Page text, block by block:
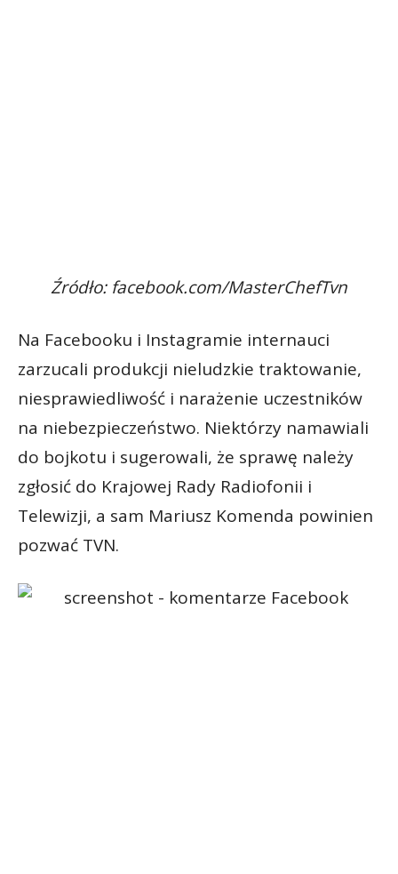
Źródło: facebook.com/MasterChefTvn
Na Facebooku i Instagramie internauci
zarzucali produkcji nieludzkie traktowanie,
niesprawiedliwość i narażenie uczestników
na niebezpieczeństwo. Niektórzy namawiali
do bojkotu i sugerowali, że sprawę należy
zgłosić do Krajowej Rady Radiofonii i
Telewizji, a sam Mariusz Komenda powinien
pozwać TVN.